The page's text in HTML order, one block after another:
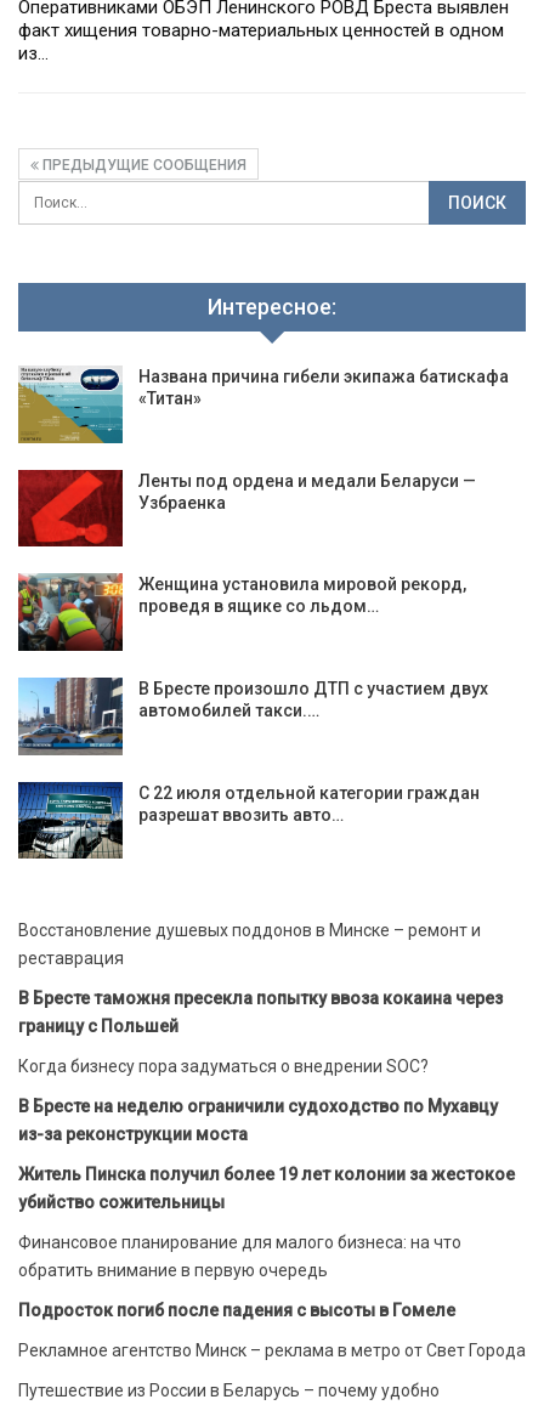
Оперативниками ОБЭП Ленинского РОВД Бреста выявлен
факт хищения товарно-материальных ценностей в одном
из…
ПРЕДЫДУЩИЕ СООБЩЕНИЯ
Интересное:
Названа причина гибели экипажа батискафа
«Титан»
Ленты под ордена и медали Беларуси —
Узбраенка
Женщина установила мировой рекорд,
проведя в ящике со льдом…
В Бресте произошло ДТП с участием двух
автомобилей такси.…
С 22 июля отдельной категории граждан
разрешат ввозить авто…
Восстановление душевых поддонов в Минске – ремонт и
реставрация
В Бресте таможня пресекла попытку ввоза кокаина через
границу с Польшей
Когда бизнесу пора задуматься о внедрении SOC?
В Бресте на неделю ограничили судоходство по Мухавцу
из-за реконструкции моста
Житель Пинска получил более 19 лет колонии за жестокое
убийство сожительницы
Финансовое планирование для малого бизнеса: на что
обратить внимание в первую очередь
Подросток погиб после падения с высоты в Гомеле
Рекламное агентство Минск – реклама в метро от Свет Города
Путешествие из России в Беларусь – почему удобно